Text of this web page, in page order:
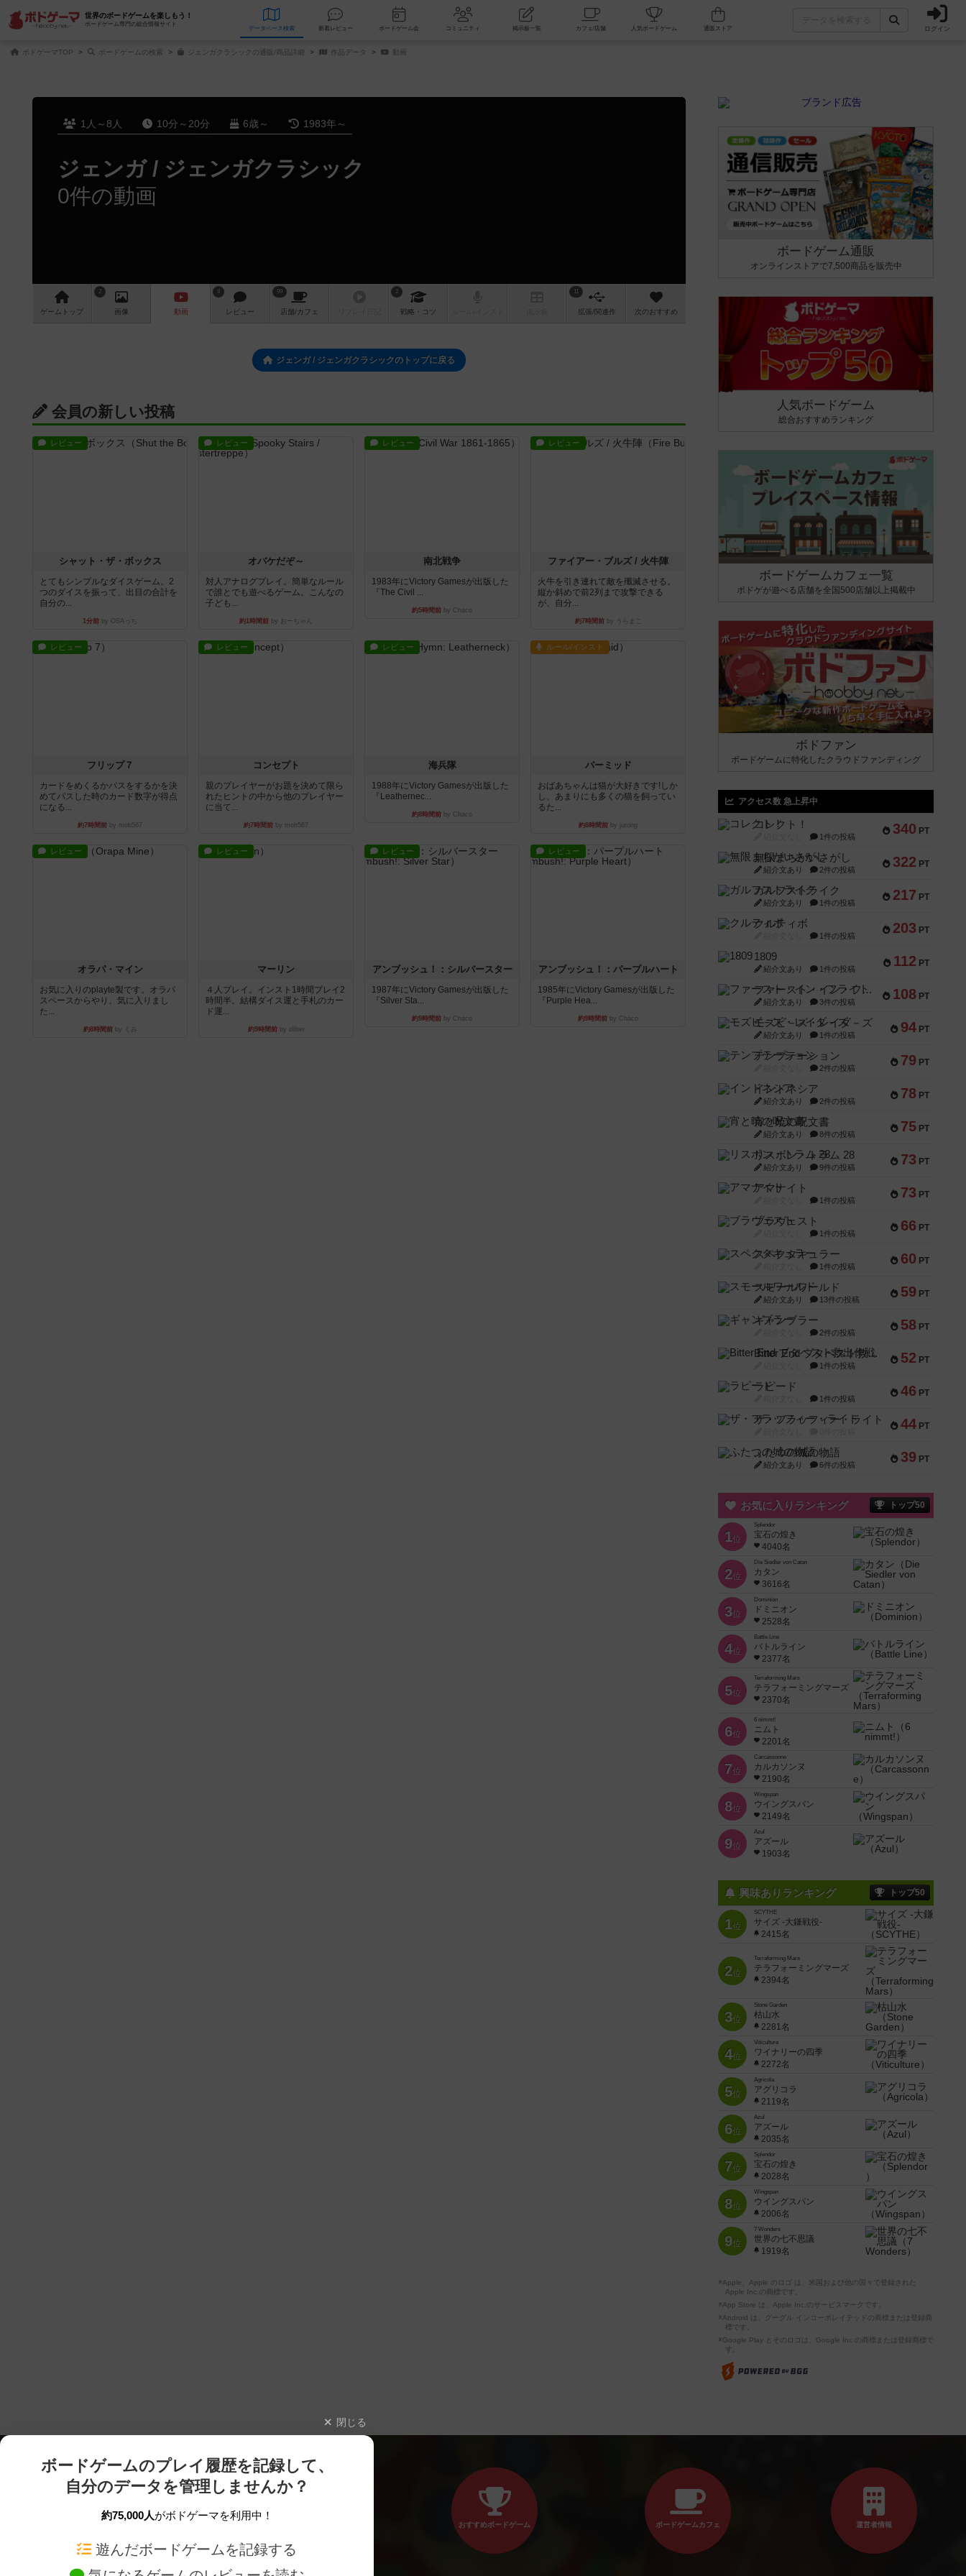
世界のボードゲームを楽しもう！
ボードゲーム専門の総合情報サイト
データベース 検索 新着レビュー ボードゲーム会 コミュニティ 掲示板一覧 カフェ/店舗 人気ボードゲーム ログイン
ボドゲーマTOP ボードゲームの検索 ジェンガクラシックの通販/商品詳細 作品データ 動画
1人～8人 10分～20分 6歳～ 1983年～
ジェンガ / ジェンガクラシック
0件の動画
ゲーム トップ
2
画像 動画
8
レビュー
99
店舗/カフェ
2
戦略 ・コツ
11
拡張/関連作 次のおすすめ
ジェンガ / ジェンガクラシックのトップに戻る
会員の新しい投稿
レビュー
シャット・ザ・ボックス
とてもシンプルなダイスゲーム。2
つのダイスを振って、出目の合計を
自分の...
1分前 by OSAっち
レビュー
オバケだぞ～
対人アナログプレイ。簡単なルール
で誰とでも遊べるゲーム。こんなの
子ども...
約1時間前 by おーちゃん
レビュー
南北戦争
1983年にVictory Gamesが出版した
『The Civil ...
約5時間前 by Chaco
レビュー
ファイアー・ブルズ / 火牛陣
火牛を引き連れて敵を殲滅させる。
縦か斜めで前2列まで攻撃できる
が、自分...
約7時間前by うらまこ
レビュー
フリップ７
カードをめくるかパスをするかを決
めてパスした時のカード数字が得点
になる...
約7時間前 by mob567
レビュー
コンセプト
親のプレイヤーがお題を決めて限ら
れたヒントの中から他のプレイヤー
に当て...
約7時間前 by mob567
レビュー
海兵隊
1988年にVictory Gamesが出版した
『Leathernec...
約8時間前 by Chaco
ルール/インスト
パーミッド
おばあちゃんは猫が大好きです!しか
し、あまりにも多くの猫を飼ってい
るた...
約8時間前 by jurong
レビュー
オラパ・マイン
お気に入りのplayte製です。オラパ
スペースからやり、気に入りまし
た...
約8時間前by くみ
レビュー
マーリン
４人プレイ。インスト1時間プレイ2
時間半。結構ダイス運と手札のカー
ド運...
約9時間前by oliber
レビュー
アンブッシュ！：シルバースター
1987年にVictory Gamesが出版した
『Silver Sta...
約9時間前 by Chaco
レビュー
アンブッシュ！：パープルハート
1985年にVictory Gamesが出版した
『Purple Hea...
約9時間前 by Chaco
ボードゲーム通販
オンラインストアで7,500商品を販売中
人気ボードゲーム
総合おすすめランキング
ボードゲームカフェ一覧
ボドゲが遊べる店舗を全国500店舗以上掲載中
ボドファン
ボードゲームに特化したクラウドファンディング
アクセス数 急上昇中
340 PT
コレクト！
1件の投稿
322 PT
無限まちがいさがし
紹介文あり 2件の投稿
217 PT
ガルフストライク
紹介文あり 1件の投稿
203 PT
クルティボ
1件の投稿
112 PT
1809
紹介文あり 1件の投稿
108 PT
ファースト・イン・フライト
紹介文あり 3件の投稿
94 PT
モズビ－ズ・レイダ－ズ
紹介文あり 1件の投稿
79 PT
テンプテーション
2件の投稿
78 PT
インドネシア
紹介文あり 2件の投稿
75 PT
宵と暁の呪文書
紹介文あり 8件の投稿
73 PT
リスボン・トラム 28
紹介文あり 9件の投稿
73 PT
アマナイト
1件の投稿
66 PT
ブラヴェスト
1件の投稿
60 PT
スペクタキュラー
1件の投稿
59 PT
スモールワールド
紹介文あり 13件の投稿
58 PT
ギャンブラー
2件の投稿
52 PT
Bitter End ブタペスト救出作戦
1件の投稿
46 PT
ラピード
1件の投稿
44 PT
ザ・フラッフィー・ライト
39 PT
ふたつの城の物語
紹介文あり 6件の投稿
お気に入りランキング トップ50
1位
Splendor
宝石の煌き
4040名
2位
Die Siedler von Catan
カタン
3616名
3位
Dominion
ドミニオン
2528名
4位
Battle Line
バトルライン
2377名
5位
Terraforming Mars
テラフォーミングマーズ
2370名
6位
6 nimmt!
ニムト
2201名
7位
Carcassonne
カルカソンヌ
2190名
8位
Wingspan
ウイングスパン
2149名
9位
Azul
アズール
1903名
興味ありランキング トップ50
1位
SCYTHE
サイズ -大鎌戦役-
2415名
2位
Terraforming Mars
テラフォーミングマーズ
2394名
3位
Stone Garden
枯山水
2281名
4位
Viticulture
ワイナリーの四季
2272名
5位
Agricola
アグリコラ
2119名
6位
Azul
アズール
2035名
7位
Splendor
宝石の煌き
2028名
8位
Wingspan
ウイングスパン
2006名
9位
7 Wonders
世界の七不思議
1919名
※Apple、Apple のロゴ は、米国および他の国々で登録された
Apple Inc.の商標です。
※App Store は、Apple Inc.のサービスマークです。
※Android は、グーグル インコーポレイテッドの商標または登録商
標です。
※Google Play とそのロゴは、Google Inc.の商標または登録商標で
す。
閉じる
ボードゲームのプレイ履歴を記録して、
自分のデータを管理しませんか？
約75,000人がボドゲーマを利用中！
遊んだボードゲームを記録する
おすすめボードゲーム ボードゲームカフェ 運営者情報